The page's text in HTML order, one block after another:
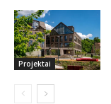
Projektai